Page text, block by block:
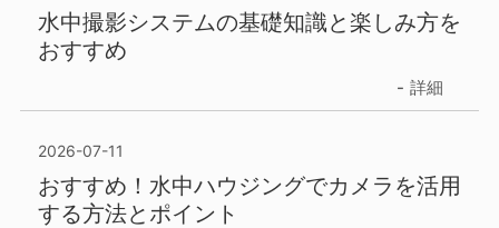
水中撮影システムの基礎知識と楽しみ方を
おすすめ
詳細
2026-07-11
おすすめ！水中ハウジングでカメラを活用
する方法とポイント